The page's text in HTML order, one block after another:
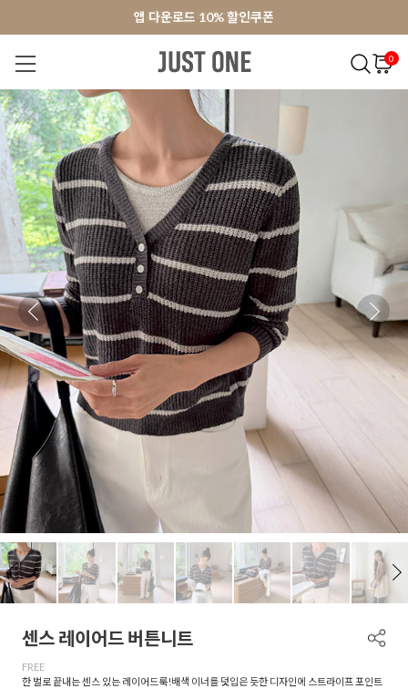
앱 다운로드 10% 할인쿠폰
회원가입 쿠폰 3000원
앱 다운로드 10% 할인쿠폰
회원가입 쿠폰 3000원
0
NEW 7% BEST MADE . J 상의
센스 레이어드 버튼니트
FREE
한 벌로 끝내는 센스 있는 레이어드룩!배색 이너를 덧입은 듯한 디자인에 스트라이프 포인트